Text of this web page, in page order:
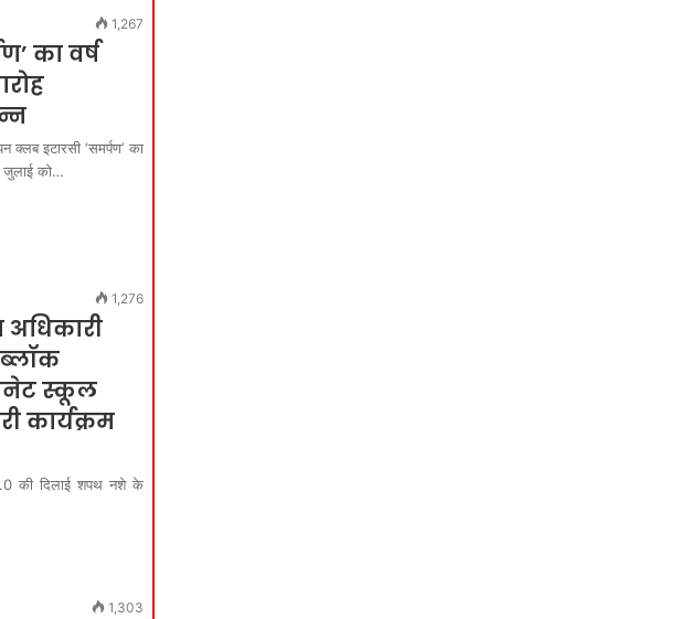
1,267
का वर्ष
इटारसी ‘समर्पण’ का
जुलाई को…
1,276
स्कूल
कार्यक्रम
की दिलाई शपथ नशे के
1,303